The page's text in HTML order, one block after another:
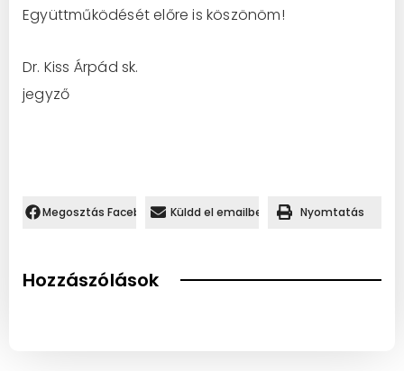
Együttműködésételőre isköszönöm!
Dr. Kiss Árpádsk.
jegyző
Megosztás Facebookon.Küldd el emailben Nyomtatás
Hozzászólások